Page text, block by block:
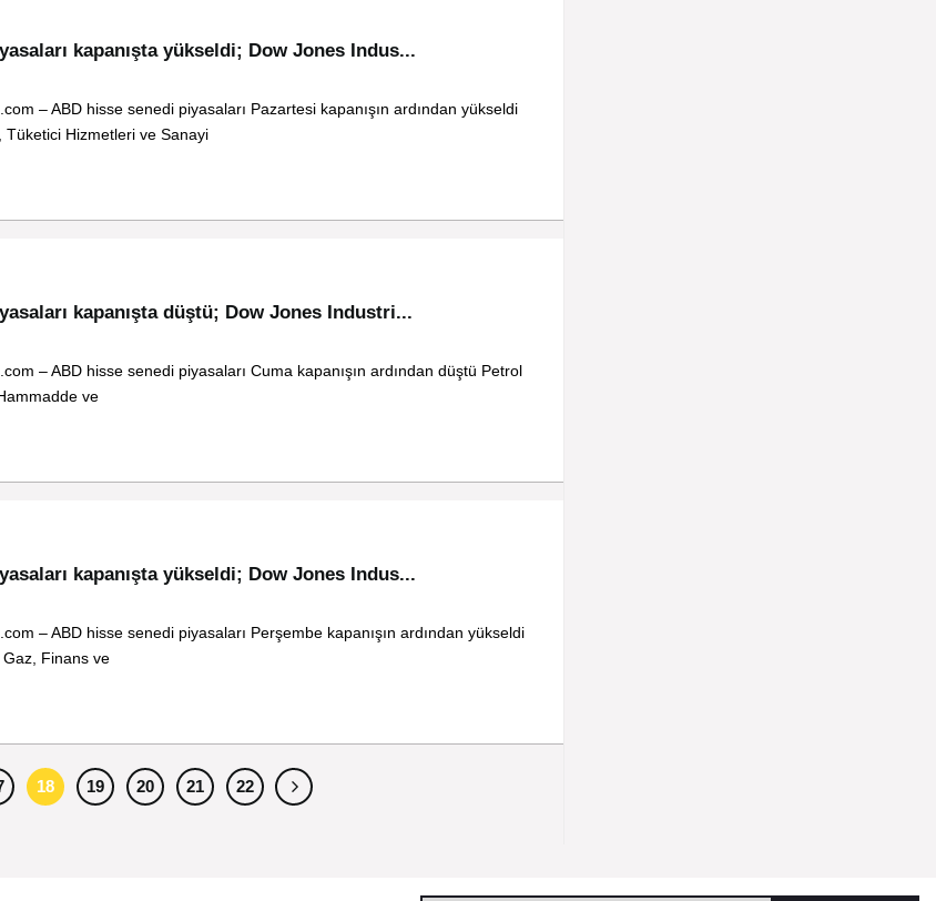
kapanışta yükseldi; Dow Jones Indus...
– ABD hisse senedi piyasaları Pazartesi kapanışın ardından yükseldi
Tüketici Hizmetleri ve Sanayi
kapanışta düştü; Dow Jones Industri...
– ABD hisse senedi piyasaları Cuma kapanışın ardından düştü Petrol
ve
kapanışta yükseldi; Dow Jones Indus...
– ABD hisse senedi piyasaları Perşembe kapanışın ardından yükseldi
Finans ve
18 19 20 21 22